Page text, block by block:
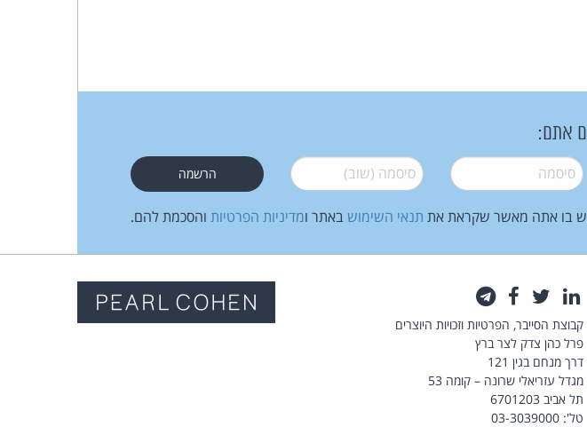
אתם:
סיסמה* סיסמה (שוב)*
בו אתה מאשר שקראת את תנאי השימוש באתר ומדיניות הפרטיות והסכמת להם.
לינקדאין
טוויטרפייסבוק
קבוצת הסייבר, הפרטיות וזכויות היוצרים
פרל כהן צדק לצר ברץ
דרך מנחם בגין 121
מגדל עזריאלי שרונה – קומה 53
תל אביב 6701203
טל': 03-3039000